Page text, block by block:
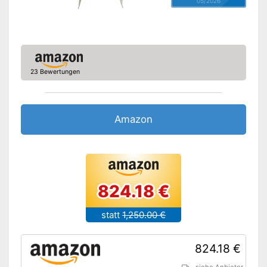
Heringe inklusive
Wasserdicht
Amazon Lieferzeit
siehe Anbieter
23 Bewertungen
Amazon
824.18 €
statt 1,250.00 €
824.18 €